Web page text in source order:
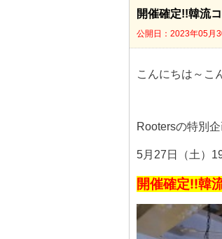
開催確定!!韓流
公開日：2023年05月
こんにちは～こ
Rootersの特別
5月27日（土）
開催確定!!韓